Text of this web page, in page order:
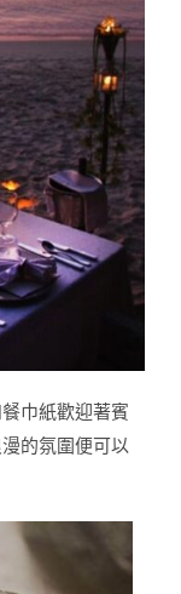
巾紙歡迎著賓
的氛圍便可以